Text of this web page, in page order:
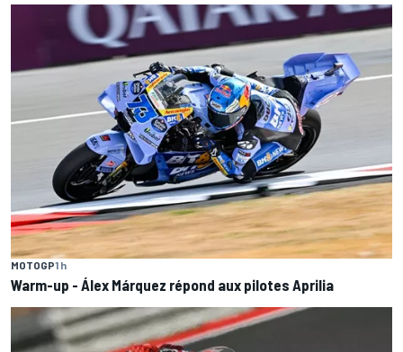
MOTOGP1 h
Warm-up - Álex Márquez répond aux pilotes Aprilia